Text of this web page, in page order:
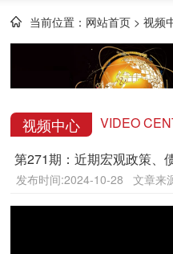
当前位置： 网站首页 >视频
视频中心
VIDEO
第271期：近期宏观政策、
发布时间:2024-10-28 文章来